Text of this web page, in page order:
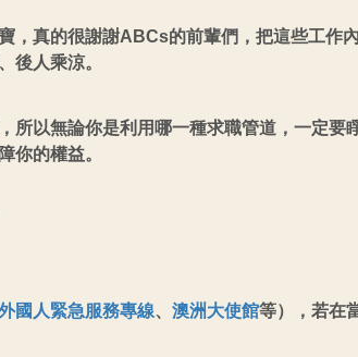
，真的很謝謝ABCs的前輩們，把這些工作
後人乘涼。
所以無論你是利用哪一種求職管道，一定要
你的權益。
國人緊急服務專線、 澳洲大使館等），若在